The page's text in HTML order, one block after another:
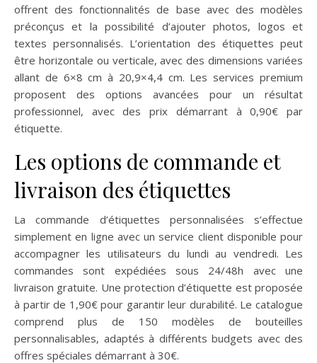
offrent des fonctionnalités de base avec des modèles
préconçus et la possibilité d’ajouter photos, logos et
textes personnalisés. L’orientation des étiquettes peut
être horizontale ou verticale, avec des dimensions variées
allant de 6×8 cm à 20,9×4,4 cm. Les services premium
proposent des options avancées pour un résultat
professionnel, avec des prix démarrant à 0,90€ par
étiquette.
Les options de commande et
livraison des étiquettes
La commande d’étiquettes personnalisées s’effectue
simplement en ligne avec un service client disponible pour
accompagner les utilisateurs du lundi au vendredi. Les
commandes sont expédiées sous 24/48h avec une
livraison gratuite. Une protection d’étiquette est proposée
à partir de 1,90€ pour garantir leur durabilité. Le catalogue
comprend plus de 150 modèles de bouteilles
personnalisables, adaptés à différents budgets avec des
offres spéciales démarrant à 30€.